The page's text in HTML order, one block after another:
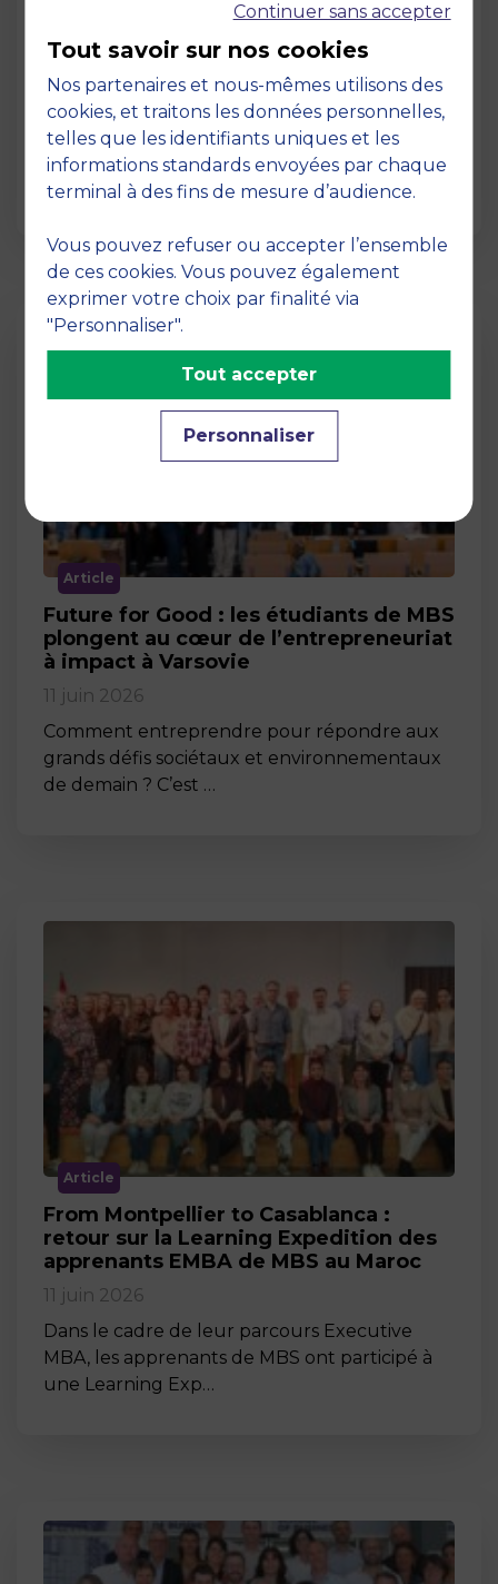
de l’Économie Numérique 2026 : un
engagement au service de
l’innovation en occitanie
12 juin 2026
La semaine dernière, le campus de MBS
School of Business a ouvert ses portes aux
jurys des Trophées …
Article
Future for Good : les étudiants de MBS
plongent au cœur de l’entrepreneuriat
à impact à Varsovie
11 juin 2026
Comment entreprendre pour répondre aux
grands défis sociétaux et environnementaux
de demain ? C’est …
Article
From Montpellier to Casablanca :
retour sur la Learning Expedition des
apprenants EMBA de MBS au Maroc
11 juin 2026
Dans le cadre de leur parcours Executive
MBA, les apprenants de MBS ont participé à
une Learning Exp…
Continuer sans accepter
Tout savoir sur nos cookies
Nos partenaires et nous-mêmes utilisons des
cookies, et traitons les données personnelles,
telles que les identifiants uniques et les
informations standards envoyées par chaque
terminal à des fins de mesure d’audience.
Vous pouvez refuser ou accepter l’ensemble
de ces cookies. Vous pouvez également
exprimer votre choix par finalité via
"Personnaliser".
Personnaliser
Tout accepter